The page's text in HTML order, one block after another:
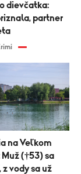
dievčatka:
partner
Muž (†53) sa
vody sa už